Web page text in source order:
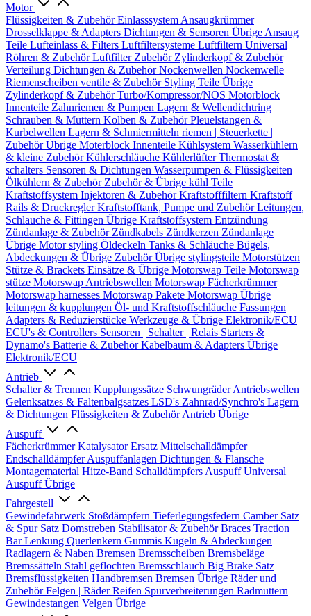
Motor
Flüssigkeiten & ZubehörEinlasssystem Ansaugkrümmer
Drosselklappe & Adapters Dichtungen & Sensoren Übrige Ansaug
Teile Lufteinlass & Filters Luftfiltersysteme Luftfiltern Universal
Röhren & ZubehörLuftfilter Zubehör Zylinderkopf & Zubehör
Verteilung Dichtungen & ZubehörNockenwellen Nockenwelle
Riemenscheiben ventile & Zubehör Styling Teile Übrige
Zylinderkopf & ZubehörTurbo/Kompressor/NOS Motorblock
Innenteile Zahnriemen & Pumpen Lagern & Wellendichtring
Schrauben & Muttern Kolben & ZubehörPleuelstangen &
Kurbelwellen Lagern & Schmiermitteln riemen | Steuerkette |
ZubehörÜbrige Moterblock Innenteile Kühlsystem Wasserkühlern
& kleine ZubehörKühlerschläuche KühlerlüfterThermostat &
schalters Sensoren & Dichtungen Wasserpumpen & Flüssigkeiten
Ölkühlern & Zubehör Zubehör & Übrige kühl Teile
Kraftstoffsystem Injektoren & ZubehörKraftstofffiltern Kraftstoff
Rails & DruckreglerKraftstofftank, Pumpe und ZubehörLeitungen,
Schlauche & Fittingen Übrige Kraftstoffsystem Entzündung
Zündanlage & Zubehör Zündkabels Zündkerzen Zündanlage
Übrige Motor styling Öldeckeln Tanks & Schläuche Bügels,
Abdeckungen & Übrige ZubehörÜbrige stylingsteile Motorstützen
Stütze & Brackets Einsätze & Übrige Motorswap Teile Motorswap
stütze Motorswap Antriebswellen Motorswap Fächerkrümmer
Motorswap harnesses Motorswap Pakete Motorswap Übrige
leitungen & kupplungen Öl- und Kraftstoffschläuche Fassungen
Adapters & Reduzierstücke Werkzeuge & Übrige Elektronik/ECU
ECU's & Controllers Sensoren | Schalter | Relais Starters &
Dynamo's Batterie & ZubehörKabelbaum & Adapters Übrige
Elektronik/ECU
Antrieb
Schalter & Trennen Kupplungssätze SchwungräderAntriebswellen
Gelenksatzes & Faltenbalgsatzes LSD's Zahnrad/Synchro's Lagern
& Dichtungen Flüssigkeiten & ZubehörAntrieb Übrige
Auspuff
FächerkrümmerKatalysator Ersatz Mittelschalldämpfer
EndschalldämpferAuspuffanlagen Dichtungen & Flansche
Montagematerial Hitze-Band Schalldämpfers Auspuff Universal
Auspuff Übrige
Fahrgestell
Gewindefahrwerk Stoßdämpfern Tieferlegungsfedern Camber Satz
& Spur Satz Domstreben Stabilisator & ZubehörBraces Traction
BarLenkung Querlenkern Gummis Kugeln & Abdeckungen
Radlagern & Naben Bremsen Bremsscheiben Bremsbeläge
Bremssätteln Stahl geflochten Bremsschlauch Big Brake Satz
Bremsflüssigkeiten Handbremsen Bremsen Übrige Räder und
ZubehörFelgen | RäderReifen Spurverbreiterungen Radmuttern
Gewindestangen Velgen Übrige